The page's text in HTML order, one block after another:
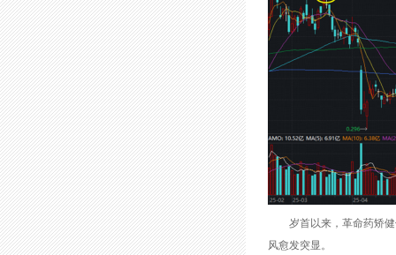
岁首以来，革命药矫健
风愈发突显。